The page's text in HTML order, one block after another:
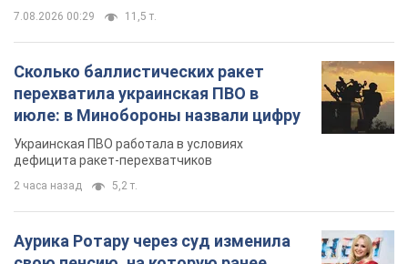
7.08.2026 00:29 11,5 т.
Сколько баллистических ракет
перехватила украинская ПВО в
июле: в Минобороны назвали цифру
Украинская ПВО работала в условиях
дефицита ракет-перехватчиков
2 часа назад 5,2 т.
Аурика Ротару через суд изменила